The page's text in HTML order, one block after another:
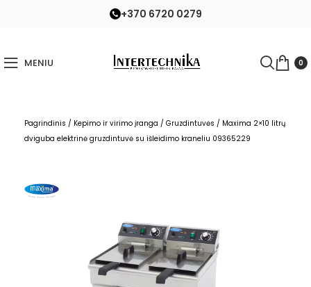
+370 6720 0279
MENIU 0
Pagrindinis / Kepimo ir virimo įranga / Gruzdintuvės / Maxima 2×10 litrų
dviguba elektrinė gruzdintuvė su išleidimo kraneliu 09365229